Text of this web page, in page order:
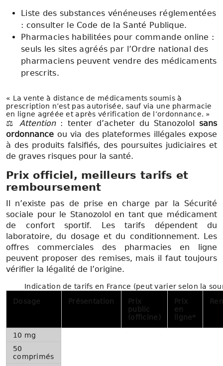
Liste des substances vénéneuses réglementées
: consulter le Code de la Santé Publique.
Pharmacies habilitées pour commande online :
seuls les sites agréés par l’Ordre national des
pharmaciens peuvent vendre des médicaments
prescrits.
« La vente à distance de médicaments soumis à
prescription n’est pas autorisée, sauf via une pharmacie
en ligne agréée et après vérification de l’ordonnance. »
⚖️Attention: tenter d’acheter du Stanozolol sans
ordonnance ou via des plateformes illégales expose
à des produits falsifiés, des poursuites judiciaires et
de graves risques pour la santé.
Prix officiel, meilleurs tarifs et
remboursement
Il n’existe pas de prise en charge par la Sécurité
sociale pour le Stanozolol en tant que médicament
de confort sportif. Les tarifs dépendent du
laboratoire, du dosage et du conditionnement. Les
offres commerciales des pharmacies en ligne
peuvent proposer des remises, mais il faut toujours
vérifier la légalité de l’origine.
Indication de tarifs en France (peut varier selon la
Dosage
Présentation
Prix
public
(officine)
Prix
en
ligne*
10 mg
50
comprimés